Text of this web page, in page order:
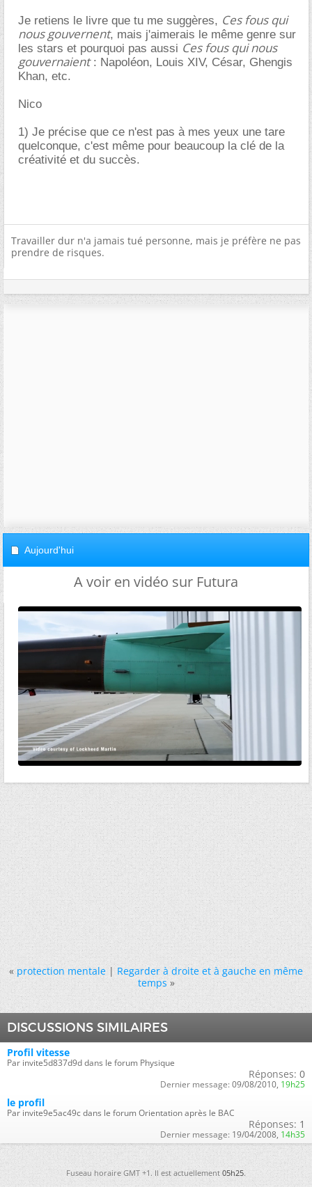
Je retiens le livre que tu me suggères, Ces fous qui
nous gouvernent, mais j'aimerais le même genre sur
les stars et pourquoi pas aussi Ces fous qui nous
gouvernaient: Napoléon, Louis XIV, César, Ghengis
Khan, etc.
Nico
1) Je précise que ce n'est pas à mes yeux une tare
quelconque, c'est même pour beaucoup la clé de la
créativité et du succès.
Travailler dur n'a jamais tué personne, mais je préfère ne pas
prendre de risques.
Aujourd'hui
A voir en vidéo sur Futura
« protection mentale|Regarder à droite et à gauche en même
temps »
DISCUSSIONS SIMILAIRES
Profil vitesse
Par invite5d837d9d dans le forum Physique
Réponses: 0
Dernier message: 09/08/2010, 19h25
le profil
Par invite9e5ac49c dans le forum Orientation après le BAC
Réponses: 1
Dernier message: 19/04/2008, 14h35
Fuseau horaire GMT +1. Il est actuellement05h25.